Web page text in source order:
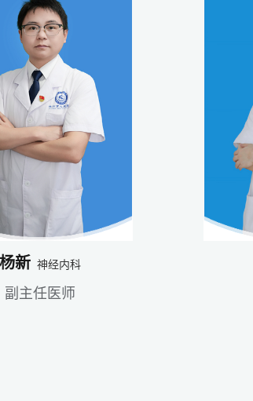
杨新 神经内科
副主任医师